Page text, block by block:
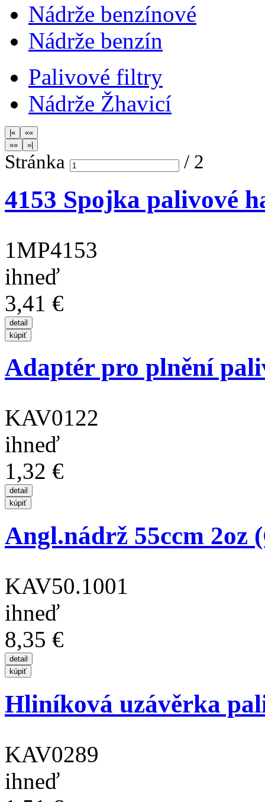
Nádrže benzínové
Nádrže benzín
Palivové filtry
Nádrže Žhavicí
Stránka / 2
4153 Spojka palivové
1MP4153
ihneď
3,41 €
Adaptér pro plnění
KAV0122
ihneď
1,32 €
Angl.nádrž 55ccm 2oz
KAV50.1001
ihneď
8,35 €
Hliníková uzávěrka
KAV0289
ihneď